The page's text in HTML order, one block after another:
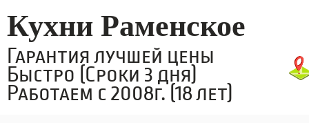
Кухни Раменское
Гарантия лучшей цены
Быстро (Сроки 3 дня)
Работаем с 2008г. (18 лет)